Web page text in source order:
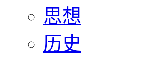
思想
历史